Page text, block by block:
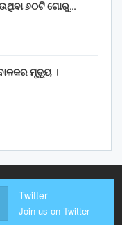
୬୦ଟି ଗୋରୁ…
ମୃତ୍ୟୁ ।
Twitter
Join us on Twitter